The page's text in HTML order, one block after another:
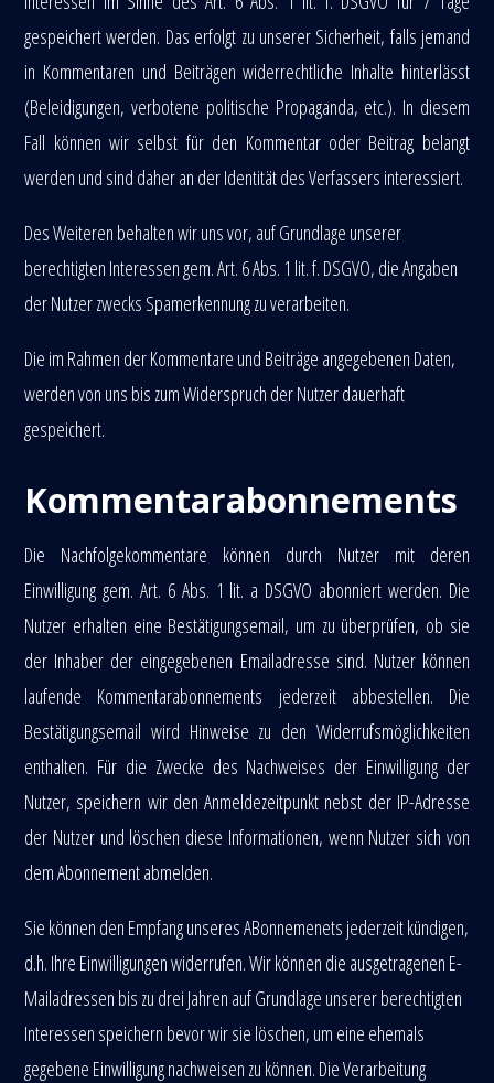
gespeichert werden. Das erfolgt zu unserer Sicherheit, falls jemand
in Kommentaren und Beiträgen widerrechtliche Inhalte hinterlässt
(Beleidigungen, verbotene politische Propaganda, etc.). In diesem
Fall können wir selbst für den Kommentar oder Beitrag belangt
werden und sind daher an der Identität des Verfassers interessiert.
Des Weiteren behalten wir uns vor, auf Grundlage unserer
berechtigten Interessen gem. Art. 6 Abs. 1 lit. f. DSGVO, die Angaben
der Nutzer zwecks Spamerkennung zu verarbeiten.
Die im Rahmen der Kommentare und Beiträge angegebenen Daten,
werden von uns bis zum Widerspruch der Nutzer dauerhaft
gespeichert.
Kommentarabonnements
Die Nachfolgekommentare können durch Nutzer mit deren
Einwilligung gem. Art. 6 Abs. 1 lit. a DSGVO abonniert werden. Die
Nutzer erhalten eine Bestätigungsemail, um zu überprüfen, ob sie
der Inhaber der eingegebenen Emailadresse sind. Nutzer können
laufende Kommentarabonnements jederzeit abbestellen. Die
Bestätigungsemail wird Hinweise zu den Widerrufsmöglichkeiten
enthalten. Für die Zwecke des Nachweises der Einwilligung der
Nutzer, speichern wir den Anmeldezeitpunkt nebst der IP-Adresse
der Nutzer und löschen diese Informationen, wenn Nutzer sich von
dem Abonnement abmelden.
Sie können den Empfang unseres ABonnemenets jederzeit kündigen,
d.h. Ihre Einwilligungen widerrufen. Wir können die ausgetragenen E-
Mailadressen bis zu drei Jahren auf Grundlage unserer berechtigten
Interessen speichern bevor wir sie löschen, um eine ehemals
gegebene Einwilligung nachweisen zu können. Die Verarbeitung